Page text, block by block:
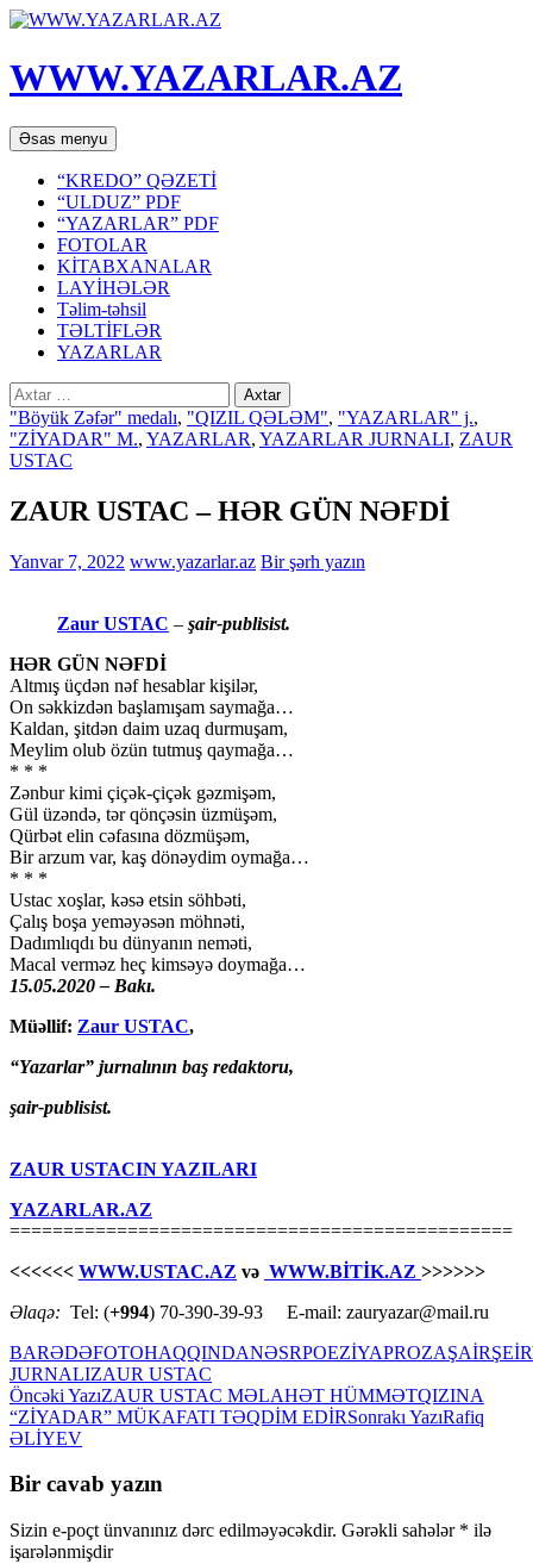
WWW.YAZARLAR.AZ
Axtar
Əsas menyu Mühtəviyyata
keç
“KREDO” QƏZETİ
“ULDUZ” PDF
“YAZARLAR” PDF
FOTOLAR
KİTABXANALAR
LAYİHƏLƏR
Təlim-təhsil
TƏLTİFLƏR
YAZARLAR
Axtarış:
"Böyük Zəfər" medalı, "QIZIL QƏLƏM", "YAZARLAR" j.,
"ZİYADAR" M., YAZARLAR, YAZARLAR JURNALI, ZAUR
USTAC
ZAUR USTAC – HƏR GÜN NƏFDİ
Yanvar 7, 2022 www.yazarlar.az Bir şərh yazın
Zaur USTAC – şair-publisist.
HƏR GÜN NƏFDİ
Altmış üçdən nəf hesablar kişilər,
On səkkizdən başlamışam saymağa…
Kaldan, şitdən daim uzaq durmuşam,
Meylim olub özün tutmuş qaymağa…
* * *
Zənbur kimi çiçək-çiçək gəzmişəm,
Gül üzəndə, tər qönçəsin üzmüşəm,
Qürbət elin cəfasına dözmüşəm,
Bir arzum var, kaş dönəydim oymağa…
* * *
Ustac xoşlar, kəsə etsin söhbəti,
Çalış boşa yeməyəsən möhnəti,
Dadımlıqdı bu dünyanın neməti,
Macal verməz heç kimsəyə doymağa…
15.05.2020 – Bakı.
Müəllif: Zaur USTAC,
“Yazarlar” jurnalının baş redaktoru,
şair-publisist.
ZAUR USTACIN YAZILARI
YAZARLAR.AZ
===============================================
<<<<<< WWW.USTAC.AZ və WWW.BİTİK.AZ >>>>>>
Əlaqə: Tel: (+994) 70-390-39-93 E-mail: zauryazar@mail.ru
BARƏDƏFOTOHAQQINDANƏSRPOEZİYAPROZAŞAİRŞEİR
JURNALIZAUR USTAC
Yazılar
üzrə
Öncəki YazıZAUR USTAC MƏLAHƏT HÜMMƏTQIZINA
“ZİYADAR” MÜKAFATI TƏQDİM EDİRSonrakı YazıRafiq
ƏLİYEV
Bir cavab yazın
Sizin e-poçt ünvanınız dərc edilməyəcəkdir. Gərəkli sahələr * ilə
işarələnmişdir